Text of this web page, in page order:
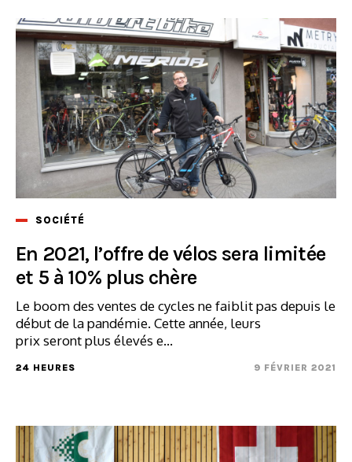
SOCIÉTÉ
En 2021, l’offre de vélos sera limitée
et 5 à 10% plus chère
Le boom des ventes de cycles ne faiblit pas depuis le
début de la pandémie. Cette année, leurs
prix seront plus élevés e...
24 HEURES 9 FÉVRIER 2021